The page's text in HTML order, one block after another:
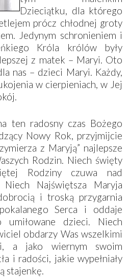
Dzieciątku, dla którego
prócz chłodnej groty
Jedynym schronieniem i
Króla królów były
z matek – Maryi. Oto
nas – dzieci Maryi. Każdy,
w cierpieniach, w Jej
ten radosny czas Bożego
Nowy Rok, przyjmijcie
z Maryją” najlepsze
Rodzin. Niech święty
Rodziny czuwa nad
Najświętsza Maryja
i troską przygarnia
Serca i oddaje
umiłowane dzieci. Niech
obdarzy Was wszelkimi
a jako wiernym swoim
i radości, jakie wypełniały
stajenkę.